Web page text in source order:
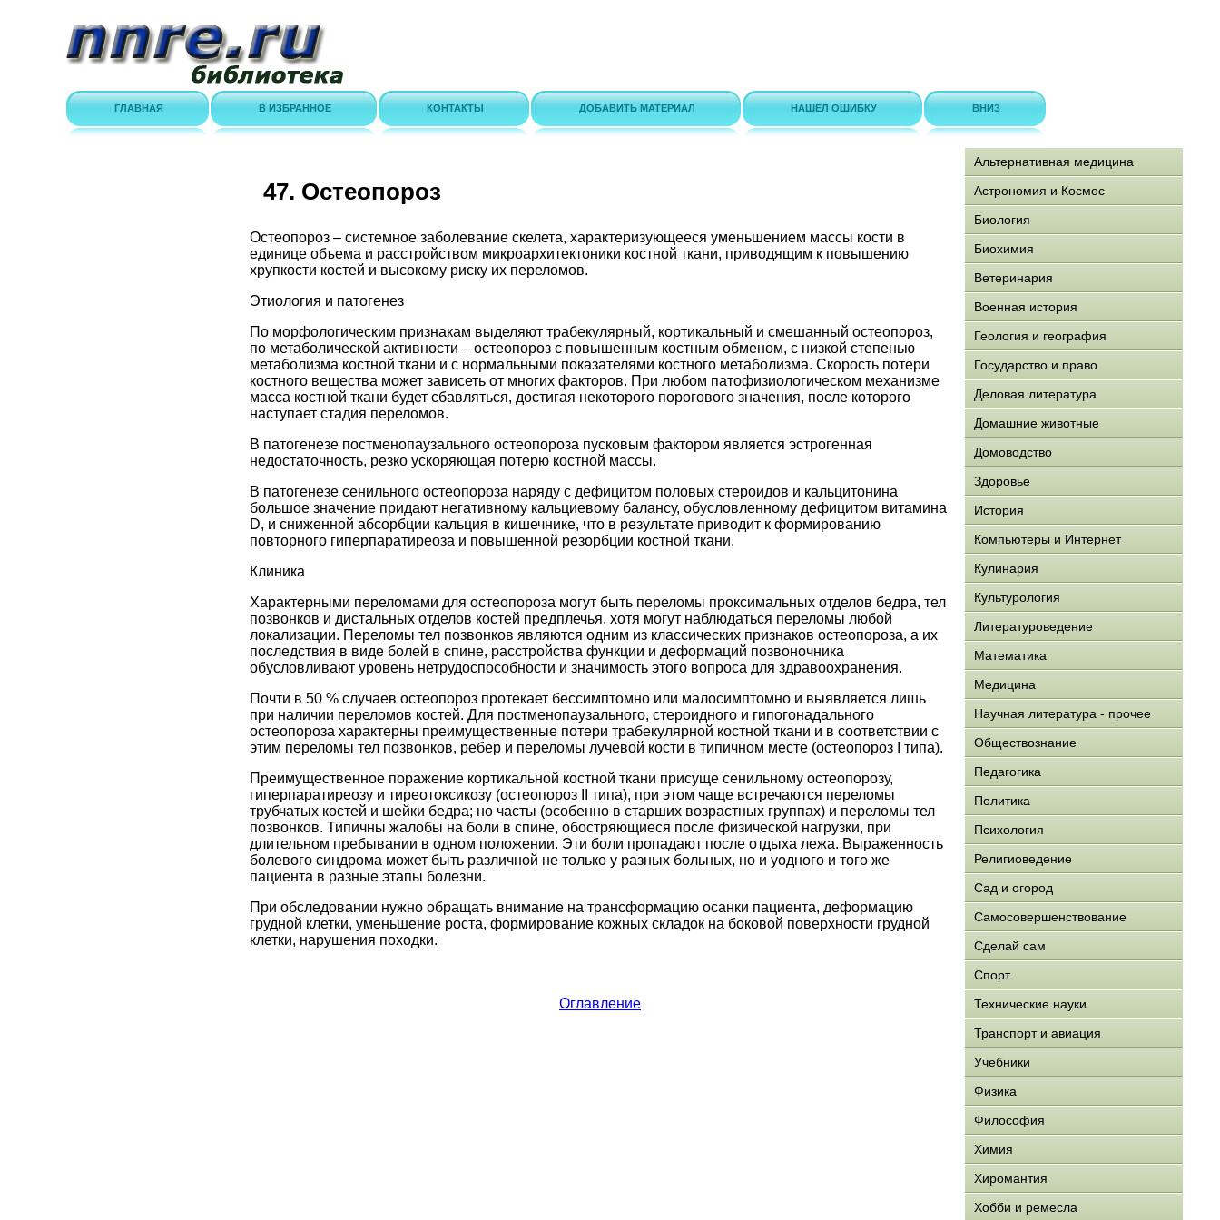
ГЛАВНАЯ В ИЗБРАННОЕ КОНТАКТЫ ДОБАВИТЬ МАТЕРИАЛ НАШЁЛ ОШИБКУ ВНИЗ
47. Остеопороз
Остеопороз – системное заболевание скелета, характеризующееся уменьшением массы кости в
единице объема и расстройством микроархитектоники костной ткани, приводящим к повышению
хрупкости костей и высокому риску их переломов.
Этиология и патогенез
По морфологическим признакам выделяют трабекулярный, кортикальный и смешанный остеопороз,
по метаболической активности – остеопороз с повышенным костным обменом, с низкой степенью
метаболизма костной ткани и с нормальными показателями костного метаболизма. Скорость потери
костного вещества может зависеть от многих факторов. При любом патофизиологическом механизме
масса костной ткани будет сбавляться, достигая некоторого порогового значения, после которого
наступает стадия переломов.
В патогенезе постменопаузального остеопороза пусковым фактором является эстрогенная
недостаточность, резко ускоряющая потерю костной массы.
В патогенезе сенильного остеопороза наряду с дефицитом половых стероидов и кальцитонина
большое значение придают негативному кальциевому балансу, обусловленному дефицитом витамина
D, и сниженной абсорбции кальция в кишечнике, что в результате приводит к формированию
повторного гиперпаратиреоза и повышенной резорбции костной ткани.
Клиника
Характерными переломами для остеопороза могут быть переломы проксимальных отделов бедра, тел
позвонков и дистальных отделов костей предплечья, хотя могут наблюдаться переломы любой
локализации. Переломы тел позвонков являются одним из классических признаков остеопороза, а их
последствия в виде болей в спине, расстройства функции и деформаций позвоночника
обусловливают уровень нетрудоспособности и значимость этого вопроса для здравоохранения.
Почти в 50 % случаев остеопороз протекает бессимптомно или малосимптомно и выявляется лишь
при наличии переломов костей. Для постменопаузального, стероидного и гипогонадального
остеопороза характерны преимущественные потери трабекулярной костной ткани и в соответствии с
этим переломы тел позвонков, ребер и переломы лучевой кости в типичном месте (остеопороз I типа).
Преимущественное поражение кортикальной костной ткани присуще сенильному остеопорозу,
гиперпаратиреозу и тиреотоксикозу (остеопороз II типа), при этом чаще встречаются переломы
трубчатых костей и шейки бедра; но часты (особенно в старших возрастных группах) и переломы тел
позвонков. Типичны жалобы на боли в спине, обостряющиеся после физической нагрузки, при
длительном пребывании в одном положении. Эти боли пропадают после отдыха лежа. Выраженность
болевого синдрома может быть различной не только у разных больных, но и уодного и того же
пациента в разные этапы болезни.
При обследовании нужно обращать внимание на трансформацию осанки пациента, деформацию
грудной клетки, уменьшение роста, формирование кожных складок на боковой поверхности грудной
клетки, нарушения походки.
Оглавление
Альтернативная медицина
Астрономия и Космос
Биология
Биохимия
Ветеринария
Военная история
Геология и география
Государство и право
Деловая литература
Домашние животные
Домоводство
Здоровье
История
Компьютеры и Интернет
Кулинария
Культурология
Литературоведение
Математика
Медицина
Научная литература - прочее
Обществознание
Педагогика
Политика
Психология
Религиоведение
Сад и огород
Самосовершенствование
Сделай сам
Спорт
Технические науки
Транспорт и авиация
Учебники
Физика
Философия
Химия
Хиромантия
Хобби и ремесла